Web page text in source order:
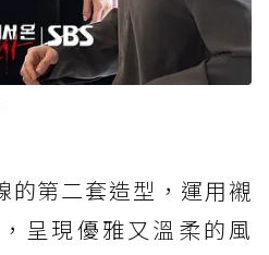
的第二套造型，運用襯
呈現優雅又溫柔的風